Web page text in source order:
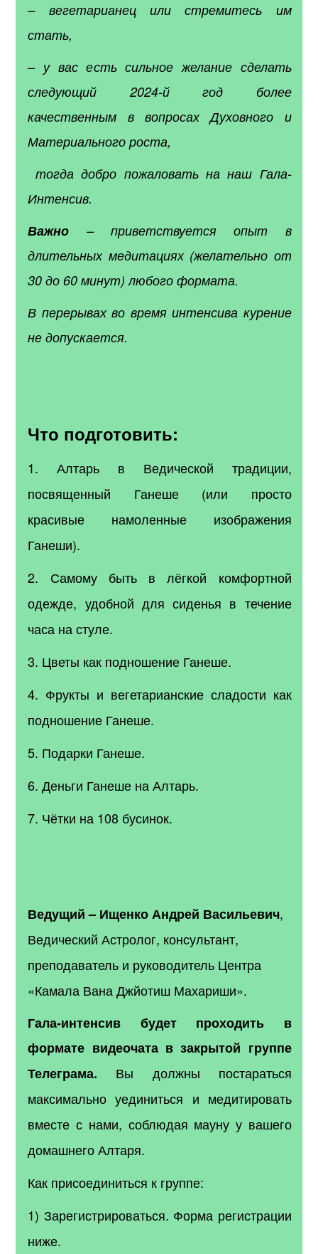
– вегетарианец или стремитесь им
стать,
– у вас есть сильное желание сделать
следующий 2024-й год более
качественным в вопросах Духовного и
Материального роста,
тогда добро пожаловать на наш Гала-
Интенсив.
Важно – приветствуется опыт в
длительных медитациях (желательно от
30 до 60 минут) любого формата.
В перерывах во время интенсива курение
не допускается.
Что подготовить:
1. Алтарь в Ведической традиции,
посвященный Ганеше (или просто
красивые намоленные изображения
Ганеши).
2. Самому быть в лёгкой комфортной
одежде, удобной для сиденья в течение
часа на стуле.
3. Цветы как подношение Ганеше.
4. Фрукты и вегетарианские сладости как
подношение Ганеше.
5. Подарки Ганеше.
6. Деньги Ганеше на Алтарь.
7. Чётки на 108 бусинок.
Ведущий – Ищенко Андрей Васильевич,
Ведический Астролог, консультант,
преподаватель и руководитель Центра
«Камала Вана Джйотиш Махариши».
Гала-интенсив будет проходить в
формате видеочата в закрытой группе
Телеграма. Вы должны постараться
максимально уединиться и медитировать
вместе с нами, соблюдая мауну у вашего
домашнего Алтаря.
Как присоединиться к группе:
1) Зарегистрироваться. Форма регистрации
ниже.